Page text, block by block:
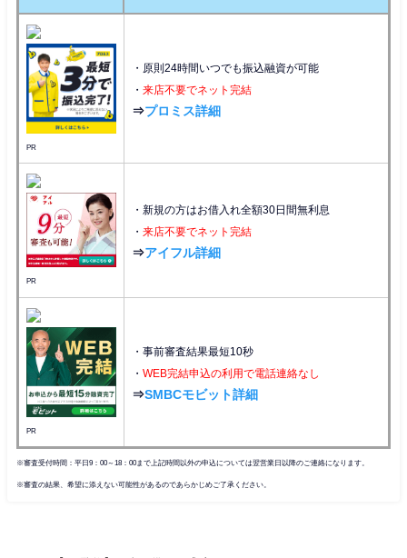
PR
・原則24時間いつでも振込融資が可能
・ 来店不要でネット完結
⇒プロミス詳細
PR
・新規の方はお借入れ全額30日間無利息
・ 来店不要でネット完結
⇒アイフル詳細
PR
・事前審査結果最短10秒
・ WEB完結申込の利用で電話連絡なし
⇒SMBCモビット詳細
※審査受付時間：平日9：00～18：00まで上記時間以外の申込については翌営業日以降のご連絡になります。
※審査の結果、希望に添えない可能性があるのであらかじめご了承ください。